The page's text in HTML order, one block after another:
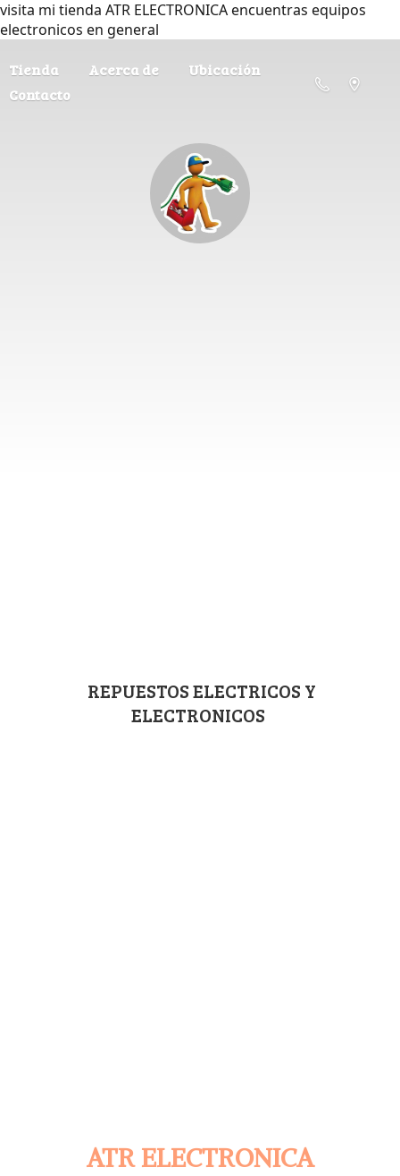
visita mi tienda ATR ELECTRONICA encuentras equipos
electronicos en general
Tienda Acerca de
Ubicación
Contacto
ATR ELECTRONICA
REPUESTOS ELECTRICOS Y
ELECTRONICOS